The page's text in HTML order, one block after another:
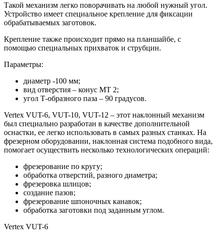
Такой механизм легко поворачивать на любой нужный угол.
Устройство имеет специальное крепление для фиксации
обрабатываемых заготовок.
Крепление также происходит прямо на планшайбе, с
помощью специальных прихваток и струбцин.
Параметры:
диаметр -100 мм;
вид отверстия – конус МТ 2;
угол Т-образного паза – 90 градусов.
Vertex VUT-6, VUT-10, VUT-12 – этот наклонный механизм
был специально разработан в качестве дополнительной
оснастки, ее легко использовать в самых разных станках. На
фрезерном оборудовании, наклонная система подобного вида,
помогает осуществить несколько технологических операций:
фрезерование по кругу;
обработка отверстий, разного диаметра;
фрезеровка шлицов;
создание пазов;
фрезерование шпоночных канавок;
обработка заготовки под заданным углом.
Vertex VUT-6